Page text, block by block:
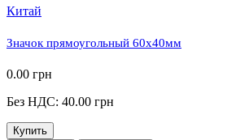
Китай
Значок прямоугольный 60х40мм
0.00 грн
Без НДС: 40.00 грн
Купить